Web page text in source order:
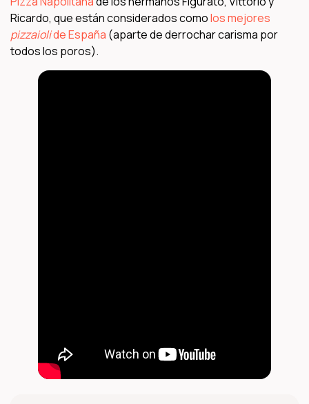
Ricardo, que están considerados comolos mejores
pizzaiolide España (aparte de derrochar carisma por
todos los poros).